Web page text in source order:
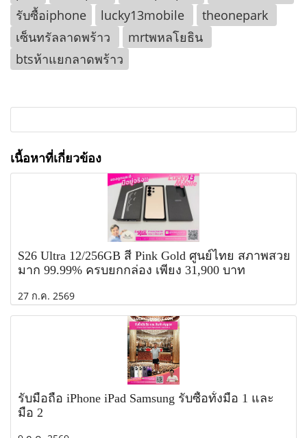
รับซื้อiphone
lucky13mobile
theonepark
เซ็นทรัลลาดพร้าว
mrtพหลโยธิน
btsห้าแยกลาดพร้าว
เนื้อหาที่เกี่ยวข้อง
S26 Ultra 12/256GB สี Pink Gold ศูนย์ไทย สภาพสวย
มาก 99.99% ครบยกกล่อง เพียง 31,900 บาท
27 ก.ค. 2569
รับมือถือ iPhone iPad Samsung รับซื้อทั้งมือ 1 และ
มือ 2